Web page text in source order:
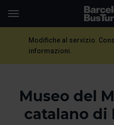
TMB-
Modifiche al servizio.
informazioni.
Museo del
catalano di